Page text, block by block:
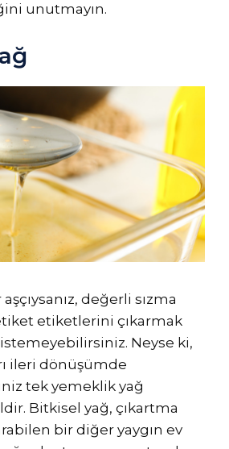
unutmayın.
değerli sızma
etiketlerini çıkarmak
Neyse ki,
ileri dönüşümde
tek yemeklik yağ
Bitkisel yağ, çıkartma
bir diğer yaygın ev